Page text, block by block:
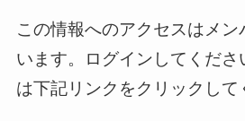
この情報へのアクセスはメン
います。ログインしてくだ
は下記リンクをクリックして